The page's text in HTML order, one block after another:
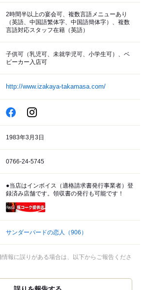
2時間半以上の宴会可、複数言語メニューあり
（英語、中国語繁体字、中国語簡体字）、複数
言語対応スタッフ在籍（英語）
子供可（乳児可、未就学児可、小学生可）、ベ
ビーカー入店可
http://www.izakaya-takamasa.com/
1983年3月3日
0766-24-5745
●当店はインボイス（適格請求書発行事業者）登
録済み店舗です。領収書の発行も可能です！
サンダーバードの恋人 （906）
報に誤りがある場合は、以下からご報告くださ